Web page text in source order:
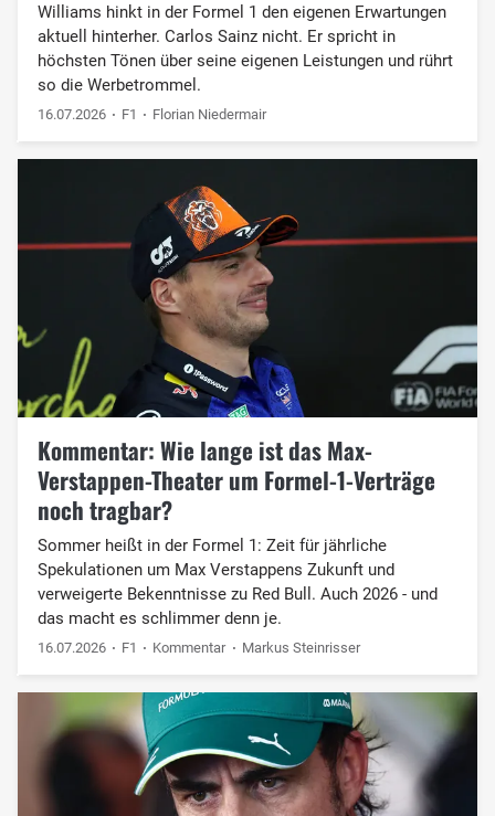
Williams hinkt in der Formel 1 den eigenen Erwartungen
aktuell hinterher. Carlos Sainz nicht. Er spricht in
höchsten Tönen über seine eigenen Leistungen und rührt
so die Werbetrommel.
16.07.2026 F1 Florian Niedermair
Kommentar: Wie lange ist das Max-
Verstappen-Theater um Formel-1-Verträge
noch tragbar?
Sommer heißt in der Formel 1: Zeit für jährliche
Spekulationen um Max Verstappens Zukunft und
verweigerte Bekenntnisse zu Red Bull. Auch 2026 - und
das macht es schlimmer denn je.
16.07.2026 F1 Kommentar Markus Steinrisser